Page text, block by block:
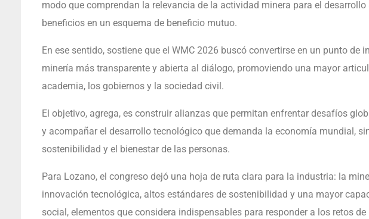
modo que comprendan la relevancia de la actividad minera para el
beneficios en un esquema de beneficio mutuo.
En ese sentido, sostiene que el WMC 2026 buscó convertirse en un punto de
minería más transparente y abierta al diálogo, promoviendo una mayor
academia, los gobiernos y la sociedad civil.
El objetivo, agrega, es construir alianzas que permitan enfrentar desafíos
y acompañar el desarrollo tecnológico que demanda la economía mundial,
sostenibilidad y el bienestar de las personas.
Para Lozano, el congreso dejó una hoja de ruta clara para la industria: la
innovación tecnológica, altos estándares de sostenibilidad y una mayor
social, elementos que considera indispensables para responder a los retos